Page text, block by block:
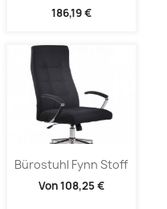
186,19 €
Bürostuhl Fynn Stoff
Von108,25 €